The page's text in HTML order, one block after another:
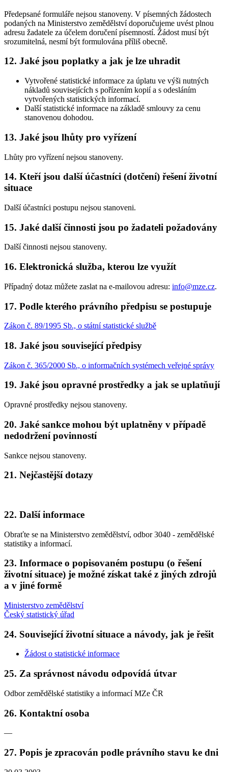
Předepsané formuláře nejsou stanoveny. V písemných žádostech
podaných na Ministerstvo zemědělství doporučujeme uvést plnou
adresu žadatele za účelem doručení písemností. Žádost musí být
srozumitelná, nesmí být formulována příliš obecně.
12. Jaké jsou poplatky a jak je lze uhradit
Vytvořené statistické informace za úplatu ve výši nutných
nákladů souvisejících s pořízením kopií a s odesláním
vytvořených statistických informací.
Další statistické informace na základě smlouvy za cenu
stanovenou dohodou.
13. Jaké jsou lhůty pro vyřízení
Lhůty pro vyřízení nejsou stanoveny.
14. Kteří jsou další účastníci (dotčení) řešení životní
situace
Další účastníci postupu nejsou stanoveni.
15. Jaké další činnosti jsou po žadateli požadovány
Další činnosti nejsou stanoveny.
16. Elektronická služba, kterou lze využít
Případný dotaz můžete zaslat na e-mailovou adresu: info@mze.cz.
17. Podle kterého právního předpisu se postupuje
Zákon č. 89/1995 Sb., o státní statistické službě
18. Jaké jsou související předpisy
Zákon č. 365/2000 Sb., o informačních systémech veřejné správy
19. Jaké jsou opravné prostředky a jak se uplatňují
Opravné prostředky nejsou stanoveny.
20. Jaké sankce mohou být uplatněny v případě
nedodržení povinností
Sankce nejsou stanoveny.
21. Nejčastější dotazy
22. Další informace
Obraťte se na Ministerstvo zemědělství, odbor 3040 - zemědělské
statistiky a informací.
23. Informace o popisovaném postupu (o řešení
životní situace) je možné získat také z jiných zdrojů
a v jiné formě
Ministerstvo zemědělství
Český statistický úřad
24. Související životní situace a návody, jak je řešit
Žádost o statistické informace
25. Za správnost návodu odpovídá útvar
Odbor zemědělské statistiky a informací MZe ČR
26. Kontaktní osoba
—
27. Popis je zpracován podle právního stavu ke dni